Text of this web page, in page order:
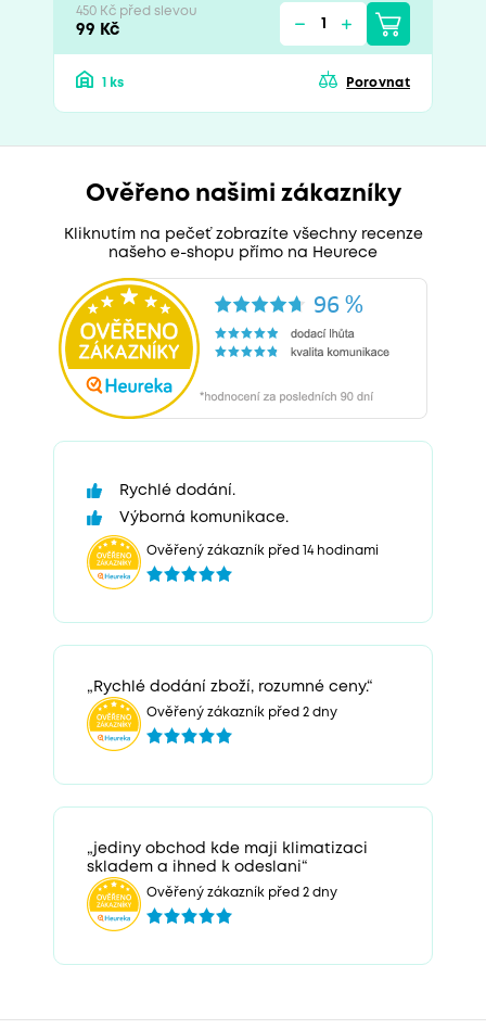
450 Kč před slevou
99 Kč
1 ks Porovnat
Ověřeno našimi zákazníky
Kliknutím na pečeť zobrazíte všechny recenze
našeho e-shopu přímo na Heurece
Rychlé dodání.
Výborná komunikace.
Ověřený zákazník před 14 hodinami
„Rychlé dodání zboží, rozumné ceny.“
Ověřený zákazník před 2 dny
„jediny obchod kde maji klimatizaci
skladem a ihned k odeslani“
Ověřený zákazník před 2 dny